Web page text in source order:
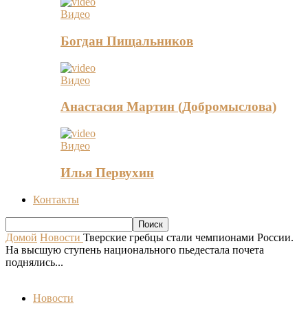
Видео
Богдан Пищальников
Видео
Анастасия Мартин (Добромыслова)
Видео
Илья Первухин
Контакты
Домой Новости Тверские гребцы стали чемпионами России.
На высшую ступень национального пьедестала почета
поднялись...
Новости